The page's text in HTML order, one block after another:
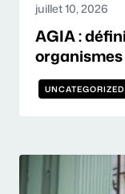
juillet 10, 2026
AGIA :
UNCATEGORIZED